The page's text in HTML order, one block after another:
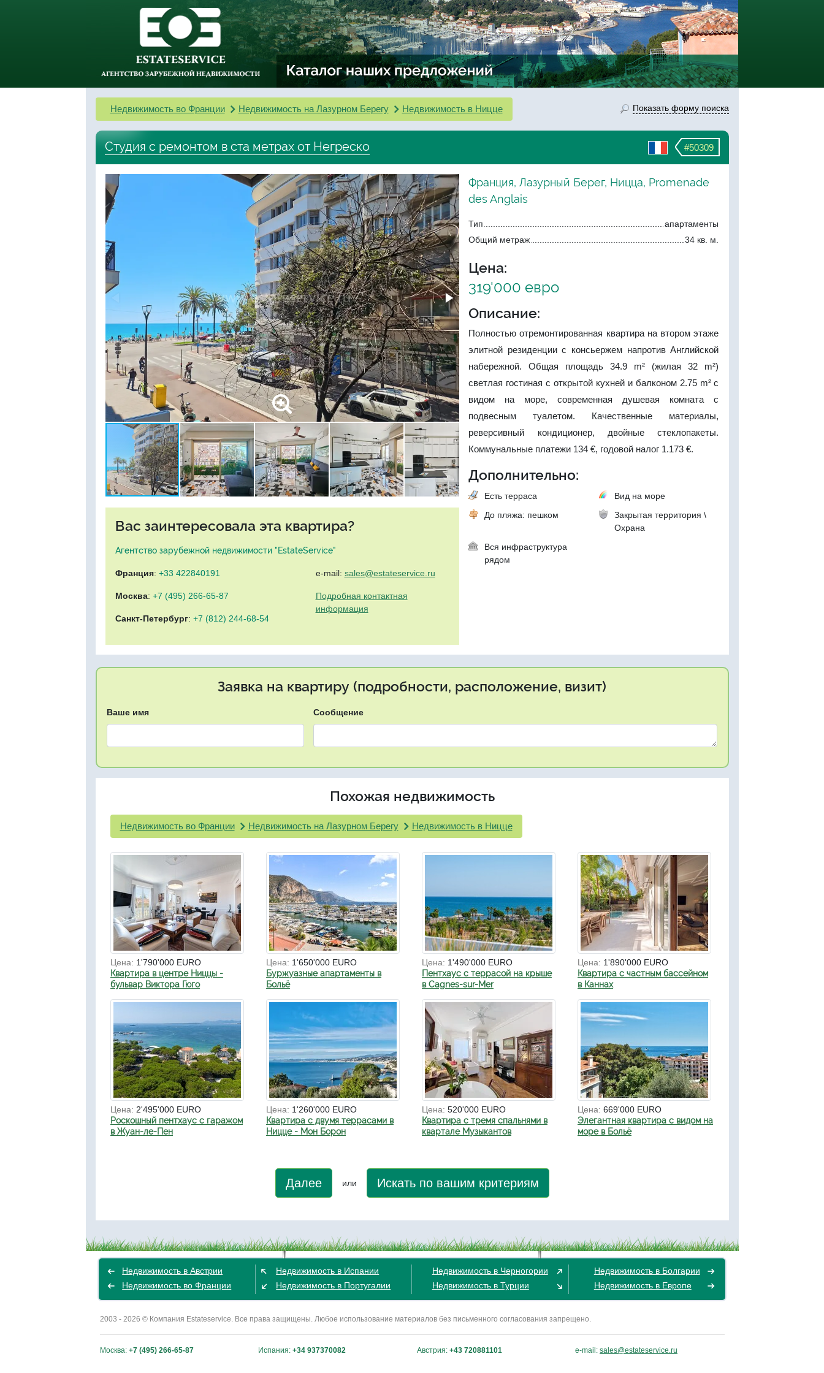
Недвижимость во Франции Недвижимость на Лазурном Берегу Недвижимость в Ницце Показать форму поиска
#50309
Студия с ремонтом в ста метрах от Негреско
Вас заинтересовала эта квартира?
Агентство зарубежной недвижимости "EstateService"
Франция: +33 422840191
Москва: +7 (495) 266-65-87
Санкт-Петербург: +7 (812) 244-68-54
e-mail: sales@estateservice.ru
Подробная контактная
информация
Франция, Лазурный Берег, Ницца, Promenade
des Anglais
Тип
апартаменты
Общий метраж
34 кв. м.
Цена:
319'000 евро
Описание:
Полностью отремонтированная квартира на втором этаже
элитной резиденции с консьержем напротив Английской
набережной. Общая площадь 34.9 m² (жилая 32 m²)
светлая гостиная с открытой кухней и балконом 2.75 m² с
видом на море, современная душевая комната с
подвесным туалетом. Качественные материалы,
реверсивный кондиционер, двойные стеклопакеты.
Коммунальные платежи 134 €, годовой налог 1.173 €.
Дополнительно:
Есть терраса
Вид на море
До пляжа: пешком
Закрытая территория \
Охрана
Вся инфраструктура
рядом
Заявка на квартиру (подробности, расположение, визит)
Ваше имя Сообщение
Похожая недвижимость
Недвижимость во Франции Недвижимость на Лазурном Берегу Недвижимость в Ницце
Цена: 1'790'000 EURO
Квартира в центре Ниццы -
бульвар Виктора Гюго
Цена: 1'650'000 EURO
Буржуазные апартаменты в
Больё
Цена: 1'490'000 EURO
Пентхаус с террасой на крыше
в Cagnes-sur-Mer
Цена: 1'890'000 EURO
Квартира с частным бассейном
в Каннах
Цена: 2'495'000 EURO
Роскошный пентхаус с гаражом
в Жуан-ле-Пен
Цена: 1'260'000 EURO
Квартира с двумя террасами в
Ницце - Мон Борон
Цена: 520'000 EURO
Квартира с тремя спальнями в
квартале Музыкантов
Цена: 669'000 EURO
Элегантная квартира с видом на
море в Больё
Далее или Искать по вашим критериям
Недвижимость в Австрии
Недвижимость во Франции
Недвижимость в Испании
Недвижимость в Португалии
Недвижимость в Черногории
Недвижимость в Турции
Недвижимость в Болгарии
Недвижимость в Европе
2003 - 2026 © Компания Estateservice. Все права защищены. Любое использование материалов без письменного согласования запрещено.
Москва: +7 (495) 266-65-87 Испания: +34 937370082 Австрия: +43 720881101 e-mail: sales@estateservice.ru